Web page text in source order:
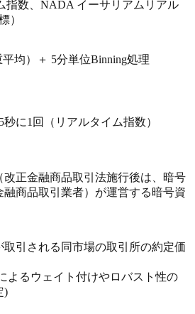
指数、NADA イーサリアムリアル
）
均）＋ 5分単位Binning処理
に1回（リアルタイム指数）
改正金融商品取引法施行後は、暗号
融商品取引業者）が運営する暗号資
引される同市場の取引所の約定価
よるウェイト付けやロバスト性の
)